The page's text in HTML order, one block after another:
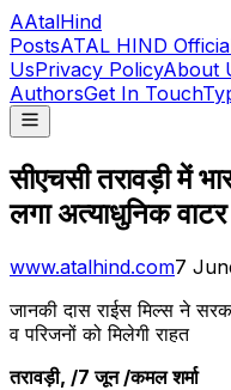
AAtalHind
PostsATAL HIND
UsPrivacy PolicyAbout
AuthorsGet In Touch
सीएचसी तरावड़ी में
लगा अत्याधुनिक
www.atalhind.com7
जानकी दास राईस मिल्स ने
व परिजनों को मिलेगी राहत
तरावड़ी, /7 जून /कमल शर्मा